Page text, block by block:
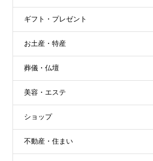
ギフト・プレゼント
お土産・特産
葬儀・仏壇
美容・エステ
ショップ
不動産・住まい